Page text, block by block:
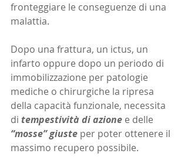
fronteggiare le conseguenze di una
malattia.
Dopo una frattura, un ictus, un
infarto oppure dopo un periodo di
immobilizzazione per patologie
mediche o chirurgiche la ripresa
della capacità funzionale, necessita
di tempestività di azione e delle
“mosse” giuste per poter ottenere il
massimo recupero possibile.